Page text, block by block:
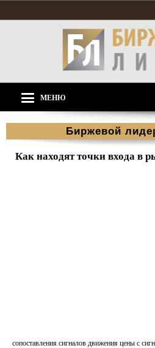
МЕНЮ
Биржевой
Как находят точки входа в
сопоставления сигналов движения цены с